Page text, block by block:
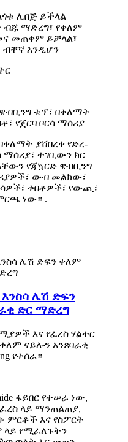
ሊበጅ ይችላል
ብጁ ማድረግ፣ የቀለም
መጠቀም ይቻላል፣
ብቸኛ እንዲሆን
ቴፕ፣ በቀለማት
የጀርባ ቦርሳ ማሰሪያ
ያሸበረቀ የድረ-
ማሰሪያ፣ ተገቢውን ክር
የጃኳርድ ዌብቢንግ
ውብ መልክው፣
ቀበቶዎች፣ የውጪ፣
ነው። .
እንስሳ ሌሽ ድፍን
ድር ማድረግ
እና የፈረስ ሃልተር
ናይሎን አንጸባራቂ
የተሰራ።
ፋይበር የተሠራ ነው,
ላይ ማንጠልጠያ,
ምርቶች እና የስፖርት
የሚፈለጉትን